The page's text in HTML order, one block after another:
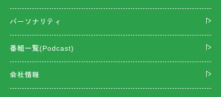
パーソナリティ
番組一覧(Podcast)
会社情報